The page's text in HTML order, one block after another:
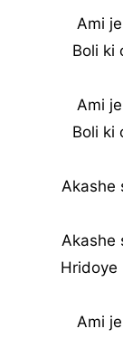
Ami
Boli ki
Ami
Boli ki
Akashe
Akashe
Hridoye
Ami